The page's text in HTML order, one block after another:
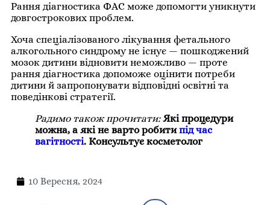
Рання діагностика ФАС може допомогти уникнути
довгострокових проблем.
Хоча спеціалізованого лікування фетального
алкогольного синдрому не існує — пошкоджений
мозок дитини відновити неможливо — проте
рання діагностика допоможе оцінити потреби
дитини й запропонувати відповідні освітні та
поведінкові стратегії.
Радимо також прочитати:Які процедури
можна, а які не варто робитипід час
вагітності. Консультує косметолог
10 Вересня, 2024